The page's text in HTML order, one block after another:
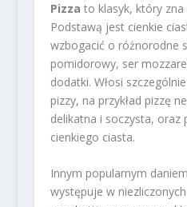
Pizza to klasyk, który zna
Podstawą jest cienkie
wzbogacić o różnorodne
pomidorowy, ser
dodatki. Włosi
pizzy, na przykład pizzę
delikatna i soczysta, oraz
cienkiego ciasta.
Innym popularnym
występuje w